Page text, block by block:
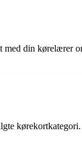
din kørelærer